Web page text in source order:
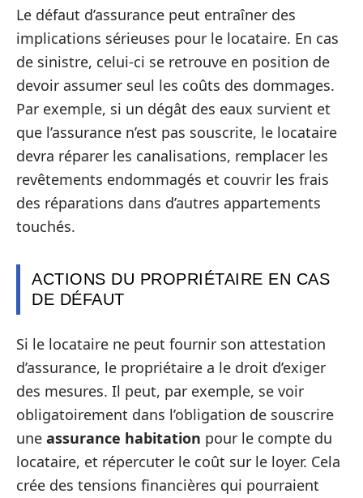
Le défaut d’assurance peut entraîner des
implications sérieuses pour le locataire. En cas
de sinistre, celui-ci se retrouve en position de
devoir assumer seul les coûts des dommages.
Par exemple, si un dégât des eaux survient et
que l’assurance n’est pas souscrite, le locataire
devra réparer les canalisations, remplacer les
revêtements endommagés et couvrir les frais
des réparations dans d’autres appartements
touchés.
ACTIONS DU PROPRIÉTAIRE EN CAS
DE DÉFAUT
Si le locataire ne peut fournir son attestation
d’assurance, le propriétaire a le droit d’exiger
des mesures. Il peut, par exemple, se voir
obligatoirement dans l’obligation de souscrire
une assurance habitation pour le compte du
locataire, et répercuter le coût sur le loyer. Cela
crée des tensions financières qui pourraient